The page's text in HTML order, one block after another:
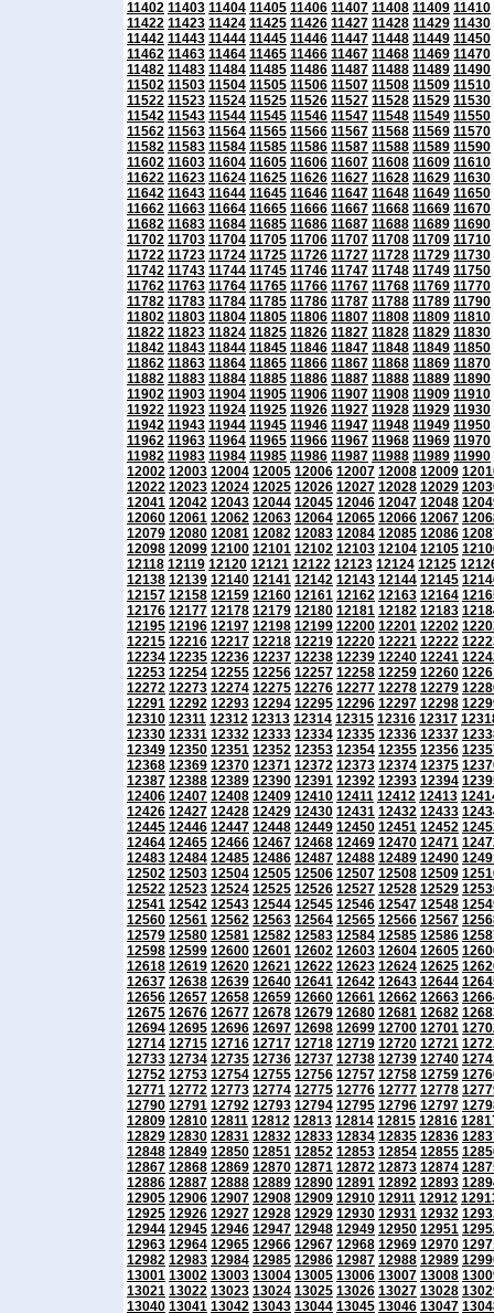
11402 11403 11404 11405 11406 11407 11408 11409 11410
11422 11423 11424 11425 11426 11427 11428 11429 11430
11442 11443 11444 11445 11446 11447 11448 11449 11450
11462 11463 11464 11465 11466 11467 11468 11469 11470
11482 11483 11484 11485 11486 11487 11488 11489 11490
11502 11503 11504 11505 11506 11507 11508 11509 11510
11522 11523 11524 11525 11526 11527 11528 11529 11530
11542 11543 11544 11545 11546 11547 11548 11549 11550
11562 11563 11564 11565 11566 11567 11568 11569 11570
11582 11583 11584 11585 11586 11587 11588 11589 11590
11602 11603 11604 11605 11606 11607 11608 11609 11610
11622 11623 11624 11625 11626 11627 11628 11629 11630
11642 11643 11644 11645 11646 11647 11648 11649 11650
11662 11663 11664 11665 11666 11667 11668 11669 11670
11682 11683 11684 11685 11686 11687 11688 11689 11690
11702 11703 11704 11705 11706 11707 11708 11709 11710
11722 11723 11724 11725 11726 11727 11728 11729 11730
11742 11743 11744 11745 11746 11747 11748 11749 11750
11762 11763 11764 11765 11766 11767 11768 11769 11770
11782 11783 11784 11785 11786 11787 11788 11789 11790
11802 11803 11804 11805 11806 11807 11808 11809 11810
11822 11823 11824 11825 11826 11827 11828 11829 11830
11842 11843 11844 11845 11846 11847 11848 11849 11850
11862 11863 11864 11865 11866 11867 11868 11869 11870
11882 11883 11884 11885 11886 11887 11888 11889 11890
11902 11903 11904 11905 11906 11907 11908 11909 11910
11922 11923 11924 11925 11926 11927 11928 11929 11930
11942 11943 11944 11945 11946 11947 11948 11949 11950
11962 11963 11964 11965 11966 11967 11968 11969 11970
11982 11983 11984 11985 11986 11987 11988 11989 11990
12002 12003 12004 12005 12006 12007 12008 12009
12022 12023 12024 12025 12026 12027 12028 12029
12041 12042 12043 12044 12045 12046 12047 12048
12060 12061 12062 12063 12064 12065 12066 12067
12079 12080 12081 12082 12083 12084 12085 12086
12098 12099 12100 12101 12102 12103 12104 12105
12118 12119 12120 12121 12122 12123 12124 12125
12138 12139 12140 12141 12142 12143 12144 12145
12157 12158 12159 12160 12161 12162 12163 12164
12176 12177 12178 12179 12180 12181 12182 12183
12195 12196 12197 12198 12199 12200 12201 12202
12215 12216 12217 12218 12219 12220 12221 12222
12234 12235 12236 12237 12238 12239 12240 12241
12253 12254 12255 12256 12257 12258 12259 12260
12272 12273 12274 12275 12276 12277 12278 12279
12291 12292 12293 12294 12295 12296 12297 12298
12310 12311 12312 12313 12314 12315 12316 12317
12330 12331 12332 12333 12334 12335 12336 12337
12349 12350 12351 12352 12353 12354 12355 12356
12368 12369 12370 12371 12372 12373 12374 12375
12387 12388 12389 12390 12391 12392 12393 12394
12406 12407 12408 12409 12410 12411 12412 12413
12426 12427 12428 12429 12430 12431 12432 12433
12445 12446 12447 12448 12449 12450 12451 12452
12464 12465 12466 12467 12468 12469 12470 12471
12483 12484 12485 12486 12487 12488 12489 12490
12502 12503 12504 12505 12506 12507 12508 12509
12522 12523 12524 12525 12526 12527 12528 12529
12541 12542 12543 12544 12545 12546 12547 12548
12560 12561 12562 12563 12564 12565 12566 12567
12579 12580 12581 12582 12583 12584 12585 12586
12598 12599 12600 12601 12602 12603 12604 12605
12618 12619 12620 12621 12622 12623 12624 12625
12637 12638 12639 12640 12641 12642 12643 12644
12656 12657 12658 12659 12660 12661 12662 12663
12675 12676 12677 12678 12679 12680 12681 12682
12694 12695 12696 12697 12698 12699 12700 12701
12714 12715 12716 12717 12718 12719 12720 12721
12733 12734 12735 12736 12737 12738 12739 12740
12752 12753 12754 12755 12756 12757 12758 12759
12771 12772 12773 12774 12775 12776 12777 12778
12790 12791 12792 12793 12794 12795 12796 12797
12809 12810 12811 12812 12813 12814 12815 12816
12829 12830 12831 12832 12833 12834 12835 12836
12848 12849 12850 12851 12852 12853 12854 12855
12867 12868 12869 12870 12871 12872 12873 12874
12886 12887 12888 12889 12890 12891 12892 12893
12905 12906 12907 12908 12909 12910 12911 12912
12925 12926 12927 12928 12929 12930 12931 12932
12944 12945 12946 12947 12948 12949 12950 12951
12963 12964 12965 12966 12967 12968 12969 12970
12982 12983 12984 12985 12986 12987 12988 12989
13001 13002 13003 13004 13005 13006 13007 13008
13021 13022 13023 13024 13025 13026 13027 13028
13040 13041 13042 13043 13044 13045 13046 13047